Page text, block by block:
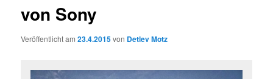
von Sony
Veröffentlicht am23.4.2015von Detlev Motz